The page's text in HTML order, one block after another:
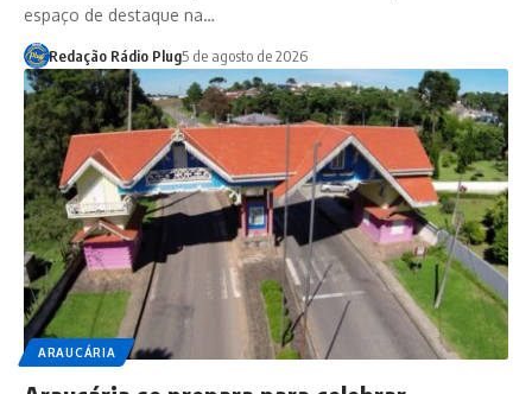
espaço de destaque na…
Redação Rádio Plug5 de agosto de 2026
ARAUCÁRIA